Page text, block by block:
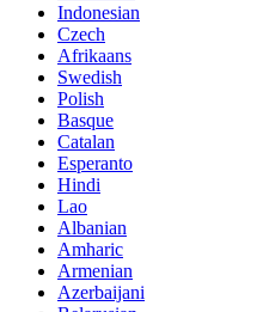
Indonesian
Czech
Afrikaans
Swedish
Polish
Basque
Catalan
Esperanto
Hindi
Lao
Albanian
Amharic
Armenian
Azerbaijani